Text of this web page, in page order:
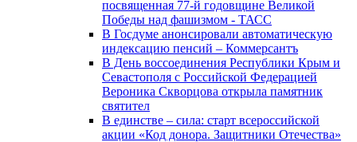
посвященная 77-й годовщине Великой
Победы над фашизмом - ТАСС
В Госдуме анонсировали автоматическую
индексацию пенсий – Коммерсантъ
В День воссоединения Республики Крым и
Севастополя с Российской Федерацией
Вероника Скворцова открыла памятник
святител
В единстве – сила: старт всероссийской
акции «Код донора. Защитники Отечества»